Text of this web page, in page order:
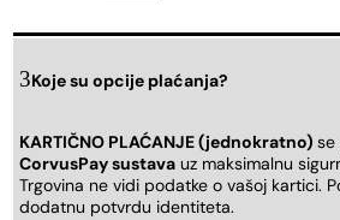
Koje su opcije plaćanja?
KARTIČNO PLAĆANJE (jednokratno) se
CorvusPay sustava uz maksimalnu
Trgovina ne vidi podatke o vašoj kartici.
dodatnu potvrdu identiteta.